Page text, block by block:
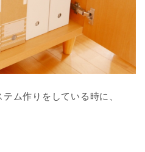
ム作りをしている時に、